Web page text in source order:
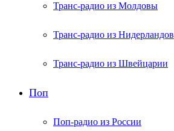
Транс-радио из Молдовы
Транс-радио из Нидерландов
Транс-радио из Швейцарии
Поп
Поп-радио из России